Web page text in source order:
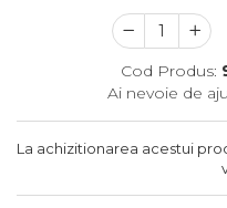
Cod Produs:
Ai nevoie de
La achizitionarea acestui